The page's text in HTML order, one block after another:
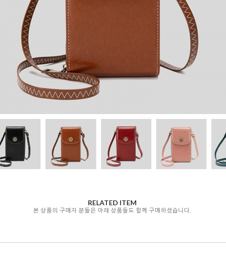
RELATED ITEM
본 상품의 구매자 분들은 아래 상품들도 함께 구매하셨습니다.